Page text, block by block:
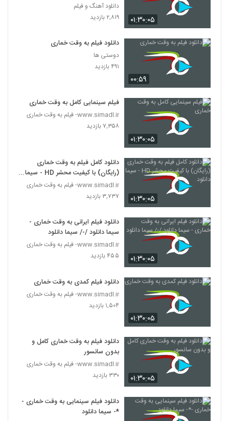
۰۱:۳۰:۰۵
دانلود آهنگ و فیلم
۲,۸۱۹ بازدید
۰۰:۵۹
دانلود فیلم به وقت خماری
دوستی ها
۴۹۱ بازدید
۰۱:۳۰:۰۵
فیلم سینمایی کامل به وقت خماری
www.simadl.ir- فیلم به وقت خماری
۷,۳۵۸ بازدید
۰۱:۳۰:۰۵
دانلود کامل فیلم به وقت خماری
(رایگان) با کیفیت محشر HD - سیما
دانلود
www.simadl.ir- فیلم به وقت خماری
۳,۷۳۷ بازدید
۰۱:۳۰:۰۵
دانلود فیلم ایرانی به وقت خماری -
سیما دانلود /-/ سیما دانلود
www.simadl.ir- فیلم به وقت خماری
۴۵۵ بازدید
۰۱:۳۰:۰۵
دانلود فیلم کمدی به وقت خماری
www.simadl.ir- فیلم به وقت خماری
۱,۵۰۴ بازدید
۰۱:۳۰:۰۵
دانلود فیلم به وقت خماری کامل و
بدون سانسور
www.simadl.ir- فیلم به وقت خماری
۳۳۰ بازدید
دانلود فیلم سینمایی به وقت خماری -
*- سیما دانلود